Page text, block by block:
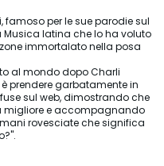
famoso per le sue parodie sul
latina che lo ha voluto
immortalato nella posa
al mondo dopo Charli
prendere garbatamente in
sul web, dimostrando che
migliore e accompagnando
rovesciate che significa